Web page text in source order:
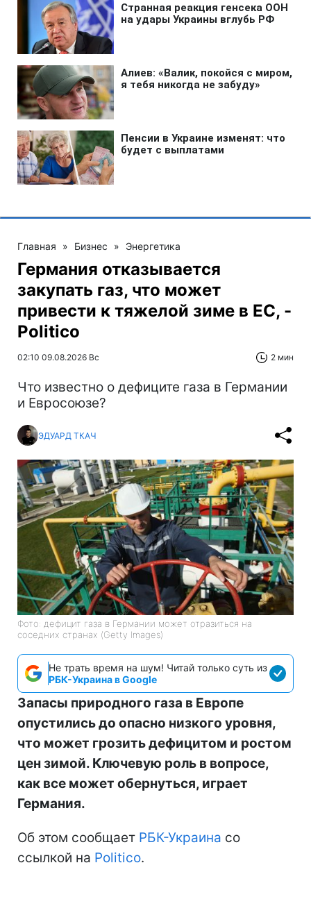
Главная » Бизнес » Энергетика
Германия отказывается
закупать газ, что может
привести к тяжелой зиме в ЕС, -
Politico
02:10 09.08.2026 Вс 2 мин
Что известно о дефиците газа в Германии
и Евросоюзе?
ЭДУАРД ТКАЧ
Фото: дефицит газа в Германии может отразиться на
соседних странах (Getty Images)
Не трать время на шум! Читай только суть из
РБК-Украина в Google
Запасы природного газа в Европе
опустились до опасно низкого уровня,
что может грозить дефицитом и ростом
цен зимой. Ключевую роль в вопросе,
как все может обернуться, играет
Германия.
Об этом сообщает РБК-Украина со
ссылкой на Politico.